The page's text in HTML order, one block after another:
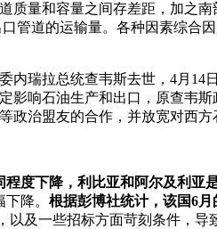
质量和容量之间存差距，加之南
管道的运输量。各种因素综合
瑞拉总统查韦斯去世，4月14
影响石油生产和出口，原查韦
治盟友的合作，并放宽对西方
度下降，利比亚和阿尔及利亚
降。 根据彭博社统计，该国6
及一些招标方面苛刻条件，导